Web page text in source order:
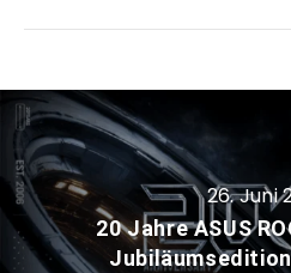
26. Juni
20 Jahre ASUS